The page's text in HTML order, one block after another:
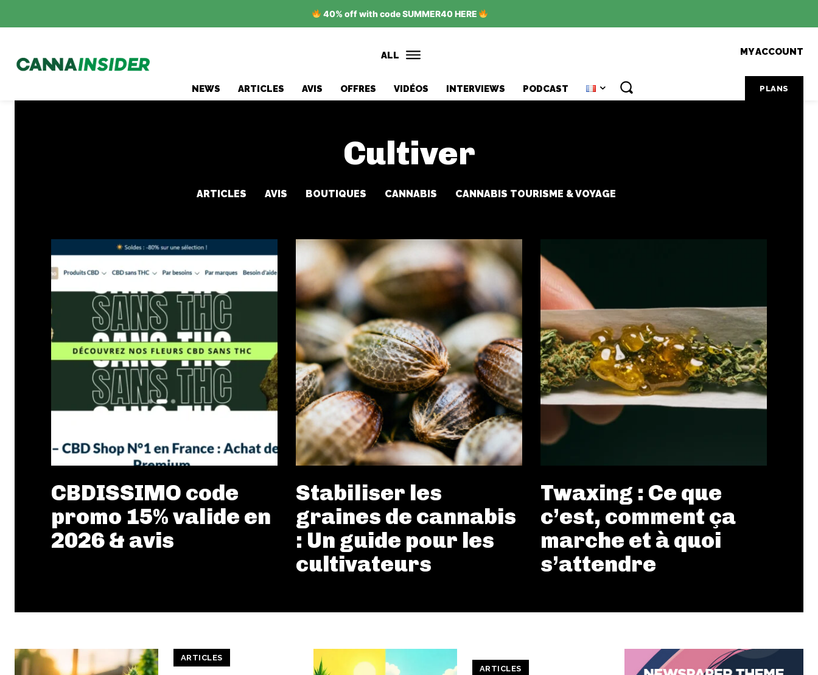
40% off with code SUMMER40 HERE
ALL
NEWS ARTICLES AVIS OFFRES VIDÉOS INTERVIEWS PODCAST
MY ACCOUNT
PLANS
Cultiver
ARTICLES AVIS BOUTIQUES CANNABIS CANNABIS TOURISME & VOYAGE
CBDISSIMO code
promo 15% valide en
2026 & avis
Stabiliser les
graines de cannabis
: Un guide pour les
cultivateurs
Twaxing : Ce que
c’est, comment ça
marche et à quoi
s’attendre
ARTICLES
ARTICLES